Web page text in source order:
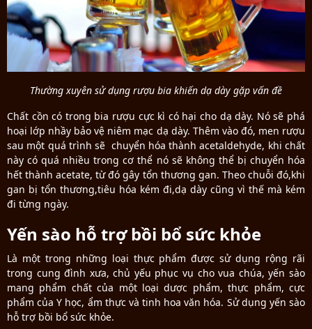
Thường xuyên sử dụng rượu bia khiến dạ dày gặp vấn đề
Chất cồn có trong bia rượu cực kì có hại cho dạ dày. Nó sẽ phá
hoại lớp nhầy bảo vệ niêm mạc dạ dày. Thêm vào đó, men rượu
sau một quá trình sẽ chuyển hóa thành acetaldehyde, khi chất
này có quá nhiều trong cơ thể nó sẽ không thể bị chuyển hóa
hết thành acetate, từ đó gây tổn thương gan. Theo chuỗi đó,khi
gan bị tổn thương,tiêu hóa kém đi,dạ dày cũng vì thế mà kém
đi từng ngày.
Yến sào hỗ trợ bồi bổ sức khỏe
Là một trong những loại thực phẩm được sử dụng rộng rãi
trong cung đình xưa, chủ yếu phục vụ cho vua chúa, yến sào
mang phẩm chất của một loại dược phẩm, thực phẩm, cực
phẩm của Y học, ẩm thực và tinh hoa văn hóa. Sử dụng yến sào
hỗ trợ bồi bổ sức khỏe.